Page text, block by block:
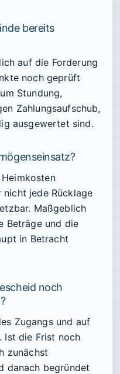
bereits
auf die Forderung
noch geprüft
Stundung,
Zahlungsaufschub,
ausgewertet sind.
nicht jede Rücklage
Maßgeblich
Beträge und die
in Betracht
noch
Zugangs und auf
Ist die Frist noch
zunächst
danach begründet